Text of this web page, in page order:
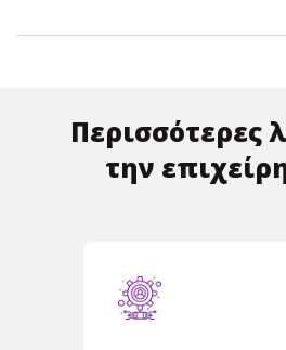
Περισσότερες
την